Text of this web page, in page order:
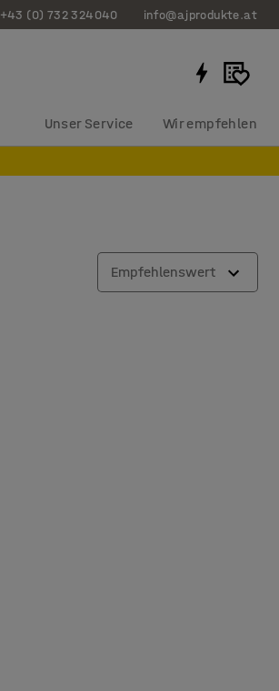
+43 (0) 732 324040 info@ajprodukte.at
Unser Service Wir empfehlen
Empfehlenswert